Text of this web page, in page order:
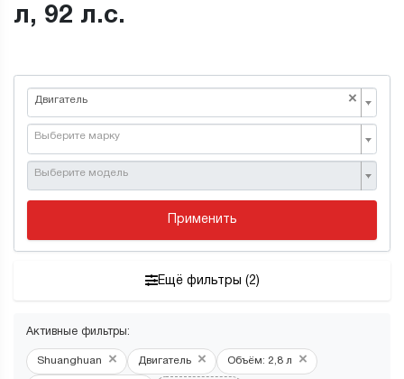
л, 92 л.с.
×
Двигатель
Выберите марку
Выберите модель
Применить
Ещё фильтры (2)
Активные фильтры:
Shuanghuan × Двигатель × Объём: 2,8 л ×